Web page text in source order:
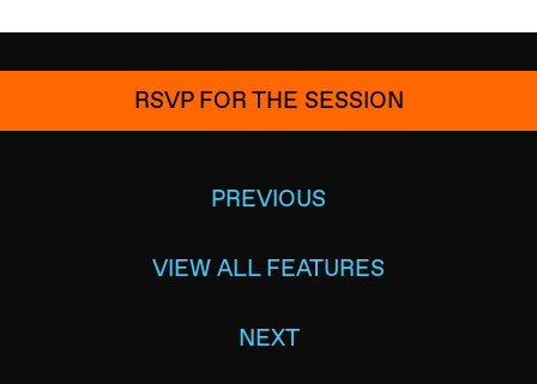
RSVP FOR THE SESSION
PREVIOUS
VIEW ALL FEATURES
NEXT